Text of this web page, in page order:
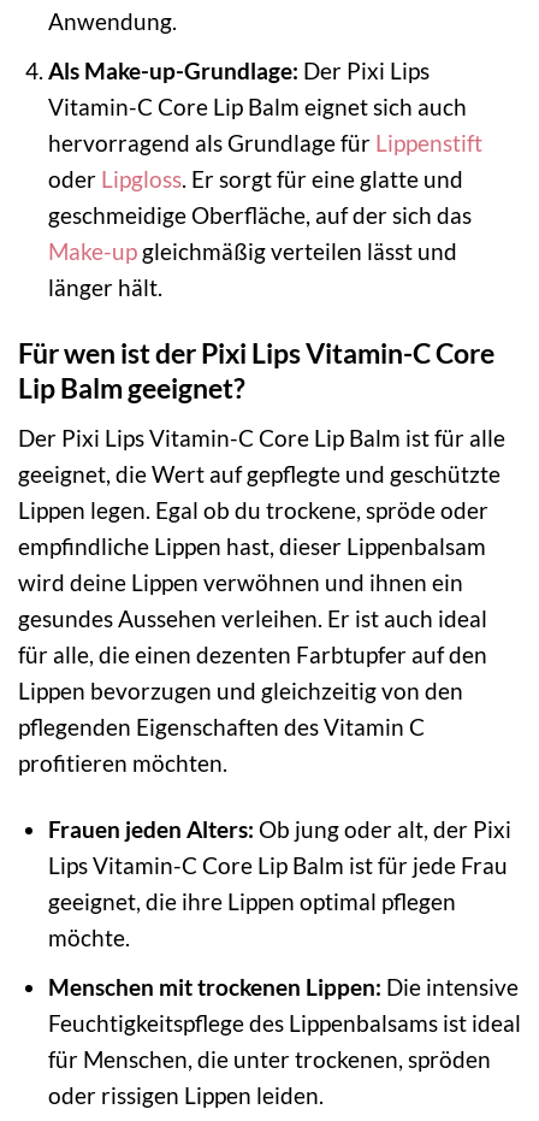
Anwendung.
Als Make-up-Grundlage: Der Pixi Lips
Vitamin-C Core Lip Balm eignet sich auch
hervorragend als Grundlage für Lippenstift
oder Lipgloss. Er sorgt für eine glatte und
geschmeidige Oberfläche, auf der sich das
Make-upgleichmäßig verteilen lässt und
länger hält.
Für wen ist der Pixi Lips Vitamin-C Core
Lip Balm geeignet?
Der Pixi Lips Vitamin-C Core Lip Balm ist für alle
geeignet, die Wert auf gepflegte und geschützte
Lippen legen. Egal ob du trockene, spröde oder
empfindliche Lippen hast, dieser Lippenbalsam
wird deine Lippen verwöhnen und ihnen ein
gesundes Aussehen verleihen. Er ist auch ideal
für alle, die einen dezenten Farbtupfer auf den
Lippen bevorzugen und gleichzeitig von den
pflegenden Eigenschaften des Vitamin C
profitieren möchten.
Frauen jeden Alters: Ob jung oder alt, der Pixi
Lips Vitamin-C Core Lip Balm ist für jede Frau
geeignet, die ihre Lippen optimal pflegen
möchte.
Menschen mit trockenen Lippen: Die intensive
Feuchtigkeitspflege des Lippenbalsams ist ideal
für Menschen, die unter trockenen, spröden
oder rissigen Lippen leiden.